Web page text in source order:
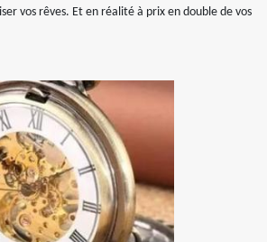
vos rêves. Et en réalité à prix en double de vos